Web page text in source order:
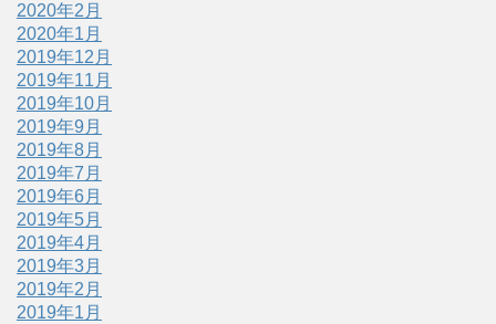
2020年2月
2020年1月
2019年12月
2019年11月
2019年10月
2019年9月
2019年8月
2019年7月
2019年6月
2019年5月
2019年4月
2019年3月
2019年2月
2019年1月